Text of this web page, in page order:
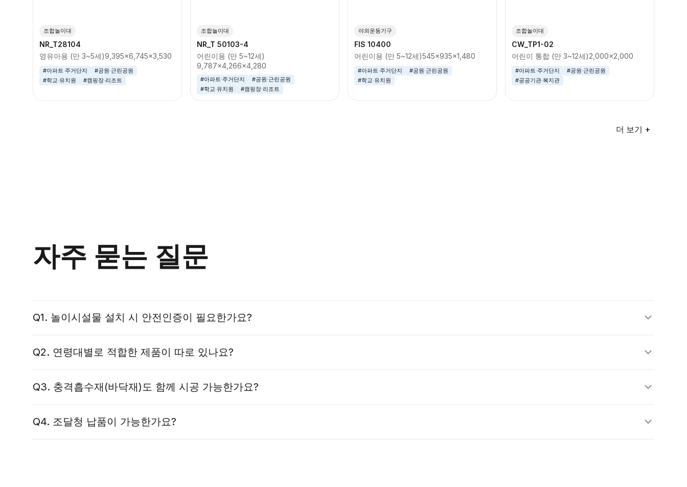
조합놀이대
NR_T28104
영유아용 (만 3~5세)9,395x6,745x3,530
#아파트·주거단지
#공원·근린공원
#학교·유치원
#캠핑장·리조트
조합놀이대
NR_T 50103-4
어린이용 (만 5~12세)
9,787x4,266x4,280
#아파트·주거단지
#공원·근린공원
#학교·유치원
#캠핑장·리조트
야외운동기구
FIS 10400
어린이용 (만 5~12세)545x935x1,480
#아파트·주거단지
#공원·근린공원
#학교·유치원
조합놀이대
CW_TP1-02
어린이 통합 (만 3~12세)2,000x2,000
#아파트·주거단지
#공원·근린공원
#공공기관·복지관
더 보기 +
자주 묻는 질문
Q1. 놀이시설물 설치 시 안전인증이 필요한가요?
「어린이놀이시설 안전관리법」
Q2. 연령대별로 적합한 제품이 따로 있나요?
Q3. 충격흡수재(바닥재)도 함께 시공 가능한가요?
Q4. 조달청 납품이 가능한가요?